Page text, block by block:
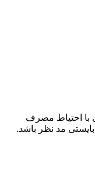
با احتیاط مصرف
مد نظر باشد.